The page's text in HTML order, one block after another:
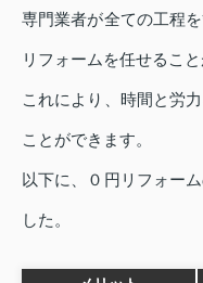
専門業者が全ての工程
リフォームを任せること
これにより、時間と労
ことができます。
以下に、０円リフォー
した。